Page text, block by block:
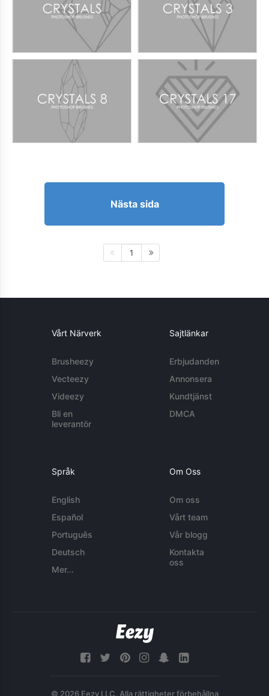
Nästa sida
1
Vårt Närverk
Brusheezy
Vecteezy
Videezy
Bli en
leverantör
Sajtlänkar
Erbjudanden
Annonsera
Kundtjänst
DMCA
Språk
English
Español
Português
Deutsch
Mer...
Om Oss
Om oss
Vårt team
Vår blogg
Kontakta
oss
© 2026 Eezy LLC. Alla rättigheter förbehållna